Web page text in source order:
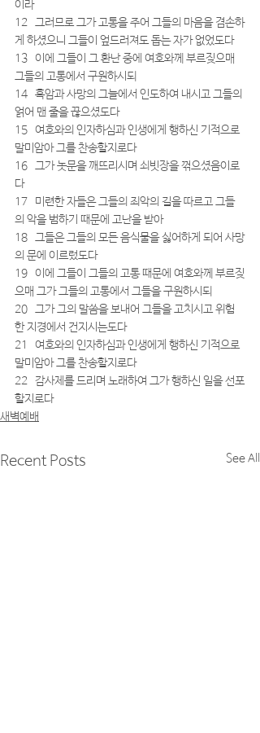
이라
12   그러므로 그가 고통을 주어 그들의 마음을 겸손하
게 하셨으니 그들이 엎드러져도 돕는 자가 없었도다
13   이에 그들이 그 환난 중에 여호와께 부르짖으매
그들의 고통에서 구원하시되
14   흑암과 사망의 그늘에서 인도하여 내시고 그들의
얽어 맨 줄을 끊으셨도다
15   여호와의 인자하심과 인생에게 행하신 기적으로
말미암아 그를 찬송할지로다
16   그가 놋문을 깨뜨리시며 쇠빗장을 꺾으셨음이로
다
17   미련한 자들은 그들의 죄악의 길을 따르고 그들
의 악을 범하기 때문에 고난을 받아
18   그들은 그들의 모든 음식물을 싫어하게 되어 사망
의 문에 이르렀도다
19   이에 그들이 그들의 고통 때문에 여호와께 부르짖
으매 그가 그들의 고통에서 그들을 구원하시되
20   그가 그의 말씀을 보내어 그들을 고치시고 위험
한 지경에서 건지시는도다
21   여호와의 인자하심과 인생에게 행하신 기적으로
말미암아 그를 찬송할지로다
22   감사제를 드리며 노래하여 그가 행하신 일을 선포
할지로다
새벽예배
Recent Posts See All